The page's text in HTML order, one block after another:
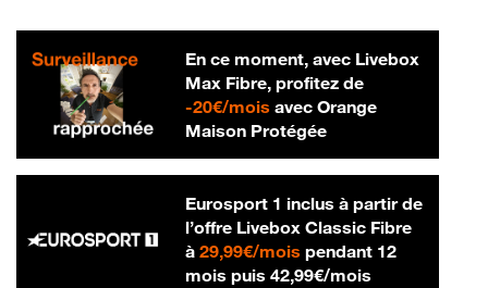
En ce moment, avec Livebox
Max Fibre, profitez de
-20€/mois20 € par mois
avec Orange
Maison Protégée
Eurosport 1 inclus à partir de
l’offre Livebox Classic Fibre
à 29,99€/mois29,99 € par mois
pendant 12
mois puis 42,99€/mois42,99 € par